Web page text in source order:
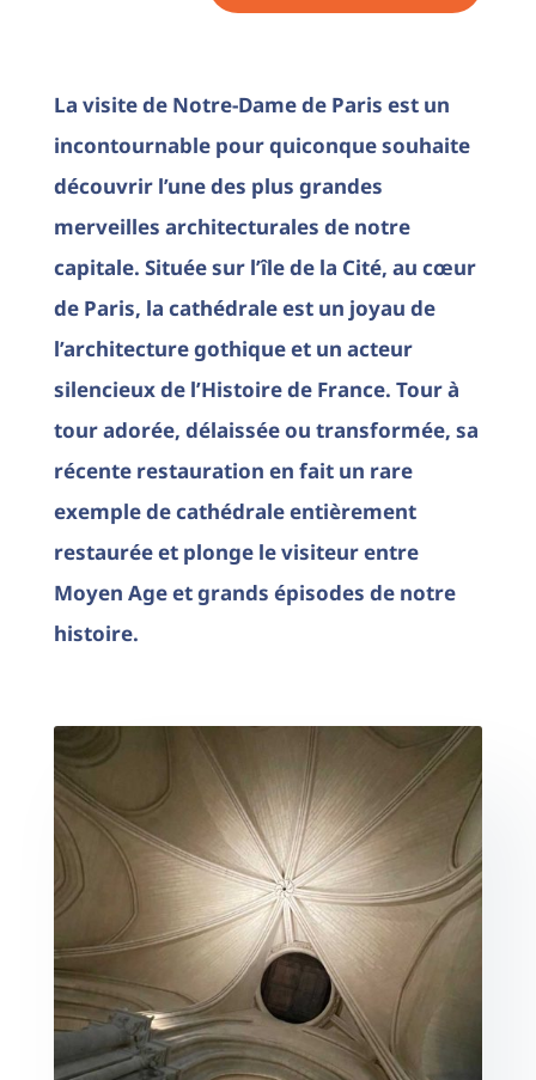
La visite de Notre-Dame de Paris est un
incontournable pour quiconque souhaite
découvrir l’une des plus grandes
merveilles architecturales de notre
capitale. Située sur l’île de la Cité, au cœur
de Paris, la cathédrale est un joyau de
l’architecture gothique et un acteur
silencieux de l’Histoire de France. Tour à
tour adorée, délaissée ou transformée, sa
récente restauration en fait un rare
exemple de cathédrale entièrement
restaurée et plonge le visiteur entre
Moyen Age et grands épisodes de notre
histoire.